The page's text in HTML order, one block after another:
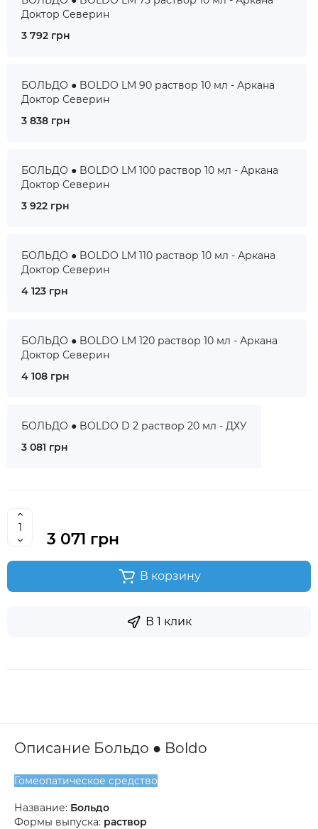
Доктор Северин
3 792 грн
БОЛЬДО ● BOLDO LM 90 раствор 10 мл - Аркана
Доктор Северин
3 838 грн
БОЛЬДО ● BOLDO LM 100 раствор 10 мл - Аркана
Доктор Северин
3 922 грн
БОЛЬДО ● BOLDO LM 110 раствор 10 мл - Аркана
Доктор Северин
4 123 грн
БОЛЬДО ● BOLDO LM 120 раствор 10 мл - Аркана
Доктор Северин
4 108 грн
БОЛЬДО ● BOLDO D 2 раствор 20 мл - ДХУ
3 081 грн
3 071 грн
В корзину
В 1 клик
Описание Больдо ● Boldo
Гомеопатическое средство
Название: Больдо
Формы выпуска: раствор